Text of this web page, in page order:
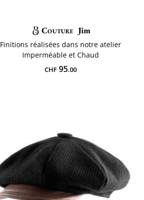
Couture Jim
Finitions réalisées dans notre atelier
Imperméable et Chaud
CHF 95.00